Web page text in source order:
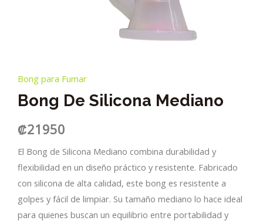
Bong para Fumar
Bong De Silicona Mediano
₡21950
El Bong de Silicona Mediano combina durabilidad y
flexibilidad en un diseño práctico y resistente. Fabricado
con silicona de alta calidad, este bong es resistente a
golpes y fácil de limpiar. Su tamaño mediano lo hace ideal
para quienes buscan un equilibrio entre portabilidad y